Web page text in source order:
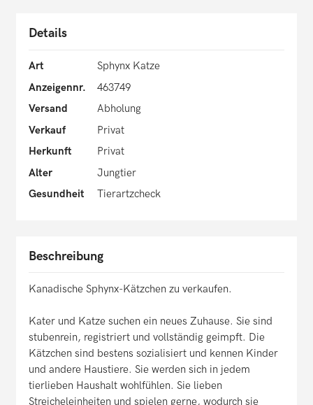
Details
Art
Sphynx Katze
Anzeigennr.
463749
Versand
Abholung
Verkauf
Privat
Herkunft
Privat
Alter
Jungtier
Gesundheit
Tierartzcheck
Beschreibung
Kanadische Sphynx-Kätzchen zu verkaufen.
Kater und Katze suchen ein neues Zuhause. Sie sind
stubenrein, registriert und vollständig geimpft. Die
Kätzchen sind bestens sozialisiert und kennen Kinder
und andere Haustiere. Sie werden sich in jedem
tierlieben Haushalt wohlfühlen. Sie lieben
Streicheleinheiten und spielen gerne, wodurch sie